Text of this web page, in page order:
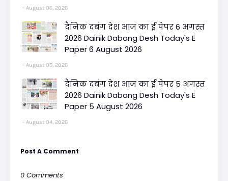
August 06, 2026
दैनिक दबंग देश आज का ई पेपर 6 अगस्त
2026 Dainik Dabang Desh Today's E
Paper 6 August 2026
August 05, 2026
दैनिक दबंग देश आज का ई पेपर 5 अगस्त
2026 Dainik Dabang Desh Today's E
Paper 5 August 2026
August 04, 2026
Post A Comment
0 Comments